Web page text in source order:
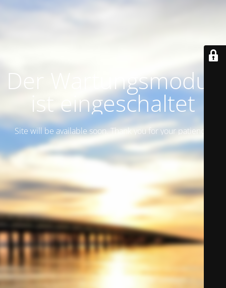
Der Wartungsmodus
ist eingeschaltet
Site will be available soon. Thank you for your patience!